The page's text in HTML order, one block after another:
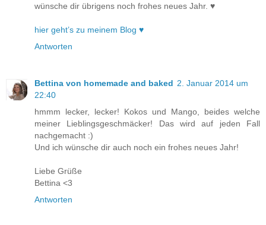
wünsche dir übrigens noch frohes neues Jahr. ♥
hier geht’s zu meinem Blog ♥
Antworten
Bettina von homemade and baked 2. Januar 2014 um
22:40
hmmm lecker, lecker! Kokos und Mango, beides welche
meiner Lieblingsgeschmäcker! Das wird auf jeden Fall
nachgemacht :)
Und ich wünsche dir auch noch ein frohes neues Jahr!
Liebe Grüße
Bettina <3
Antworten